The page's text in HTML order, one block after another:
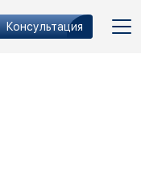
Консультация